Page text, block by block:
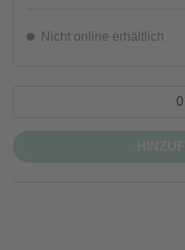
Nicht online erhältlich